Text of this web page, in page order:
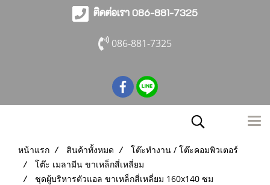
ติดต่อเรา 086-881-7325
086-881-7325
หน้าแรก สินค้าทั้งหมด
โต๊ะทำงาน / โต๊ะคอมพิวเตอร์
โต๊ะ เมลามีน ขาเหล็กสี่เหลี่ยม
ชุดผู้บริหารตัวแอล ขาเหล็กสี่เหลี่ยม 160x140 ซม